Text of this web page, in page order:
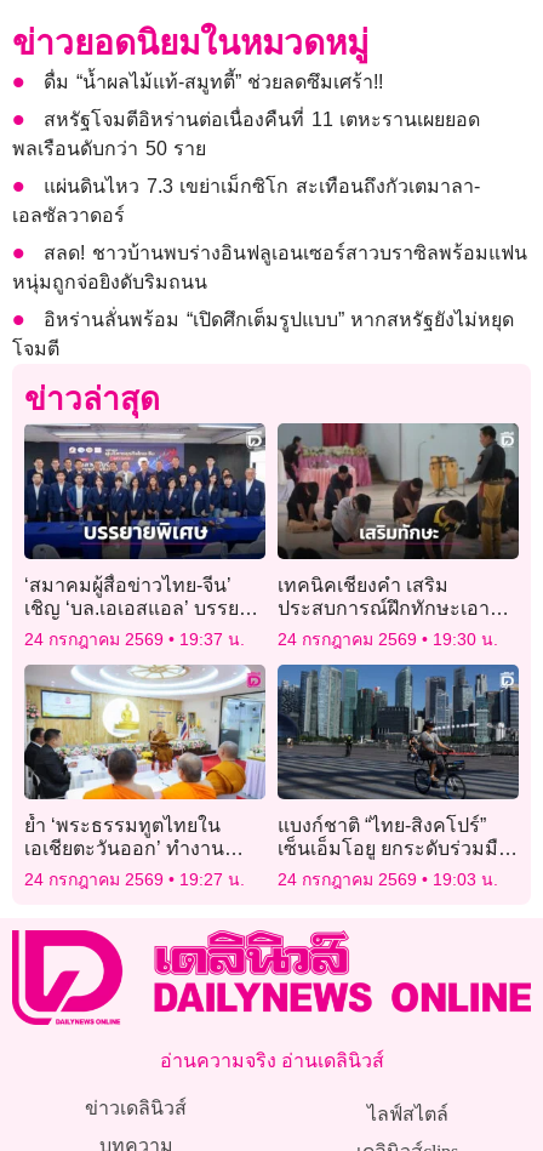
ข่าวยอดนิยมในหมวดหมู่
ดื่ม “น้ำผลไม้แท้-สมูทตี้” ช่วยลดซึมเศร้า!!
สหรัฐโจมตีอิหร่านต่อเนื่องคืนที่ 11 เตหะรานเผยยอด
พลเรือนดับกว่า 50 ราย
แผ่นดินไหว 7.3 เขย่าเม็กซิโก สะเทือนถึงกัวเตมาลา-
เอลซัลวาดอร์
สลด! ชาวบ้านพบร่างอินฟลูเอนเซอร์สาวบราซิลพร้อมแฟน
หนุ่มถูกจ่อยิงดับริมถนน
อิหร่านลั่นพร้อม “เปิดศึกเต็มรูปแบบ” หากสหรัฐยังไม่หยุด
โจมตี
ข่าวล่าสุด
‘สมาคมผู้สื่อข่าวไทย-จีน’
เชิญ ‘บล.เอเอสแอล’ บรรยาย
พิเศษให้ ‘บทจ.3’
24 กรกฎาคม 2569 19:37 น.
เทคนิคเชียงคำ เสริม
ประสบการณ์ฝึกทักษะเอาตัว
รอดพร้อมทดสอบดับไฟจาก
แก๊สรั่ว
24 กรกฎาคม 2569 19:30 น.
ย้ำ ‘พระธรรมทูตไทยใน
เอเชียตะวันออก’ ทำงาน
เผยแผ่ต้องยึดพระธรรมวินัย-
กฎหมายแต่ละประเทศ
24 กรกฎาคม 2569 19:27 น.
แบงก์ชาติ “ไทย-สิงคโปร์”
เซ็นเอ็มโอยู ยกระดับร่วมมือ
ไซเบอร์ สกัดโกงดิจิทัล
24 กรกฎาคม 2569 19:03 น.
อ่านความจริง อ่านเดลินิวส์
ข่าวเดลินิวส์
บทความ
ไลฟ์สไตล์